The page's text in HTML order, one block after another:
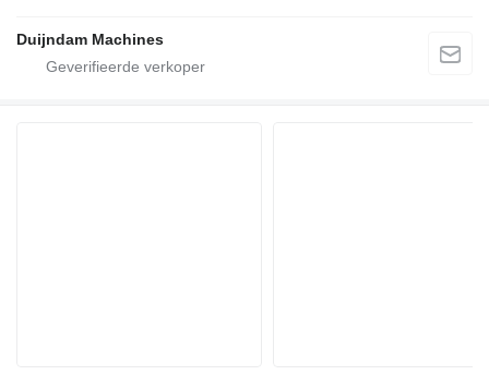
Duijndam Machines